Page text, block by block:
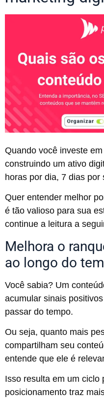
Quando você investe
construindo um ativo
horas por dia, 7 dias por
Quer entender melhor
é tão valioso para sua
continue a leitura a
Melhora o
ao longo do
Você sabia? Um
acumular sinais
passar do tempo.
Ou seja, quanto mais
compartilham seu
entende que ele é
Isso resulta em um ciclo
posicionamento traz